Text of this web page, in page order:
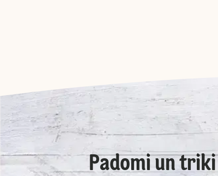
Padomi un triki